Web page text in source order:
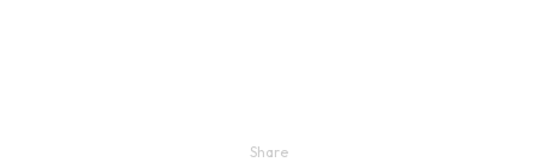
Share